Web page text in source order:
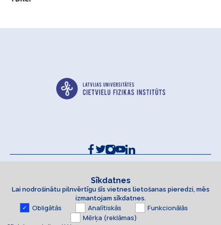
Kontakti un rekvizīti
Piekļūstamības paziņojums
Sīkdatnes
Lai nodrošinātu pilnvērtīgu šīs vietnes lietošanas pieredzi, mēs
izmantojam sīkdatnes.
Obligātās Analītiskās
Funkcionālās
Mērķa (reklāmas)